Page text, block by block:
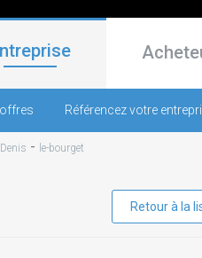
Référencez votre
- le-bourget
Retour à la